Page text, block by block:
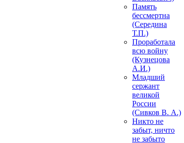
Память
бессмертна
(Середина
Т.П.)
Проработала
всю войну
(Кузнецова
А.И.)
Младший
сержант
великой
России
(Сивков В. А.)
Никто не
забыт, ничто
не забыто